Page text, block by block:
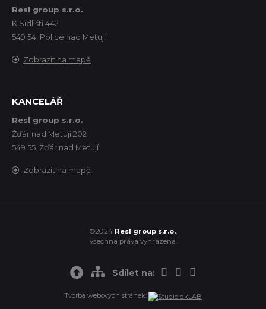
Resl group s.r.o.
K Sídlišti 442
549 54 Police nad Metují
Zobrazit na mapě
KANCELÁŘ
Resl group s.r.o.
Žďár nad Metují 202
549 55 Žďár nad Metují
Zobrazit na mapě
Tvorba webových stránek:
©2024 Resl group s.r.o.,
všechna práva vyhrazena.
Sdílet na: